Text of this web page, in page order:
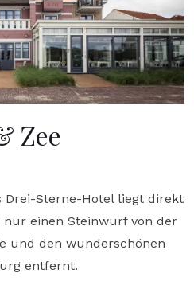
Zee
Drei-Sterne-Hotel liegt direkt
einen Steinwurf von der
und den wunderschönen
entfernt.